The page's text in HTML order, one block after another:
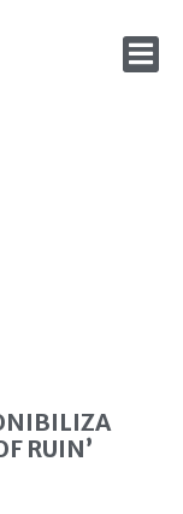
RUIN’